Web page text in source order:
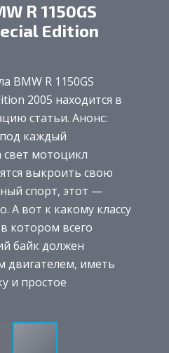
R 1150GS
Edition
BMW R 1150GS
2005 находится в
статьи. Анонс:
каждый
мотоцикл
выкроить свою
спорт, этот —
А вот к какому классу
котором всего
байк должен
двигателем, иметь
и простое